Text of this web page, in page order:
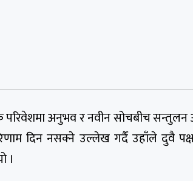
परिवेशमा अनुभव र नवीन सोचबीच
दिन नसक्ने उल्लेख गर्दै उहाँले दुवै
।